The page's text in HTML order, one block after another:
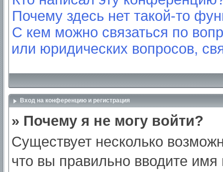
Почему здесь нет такой-то
С кем можно связаться по
или юридических вопросов,
Вход на конференцию и регистрация
» Почему я не могу войти?
Существует несколько
что вы правильно вводите